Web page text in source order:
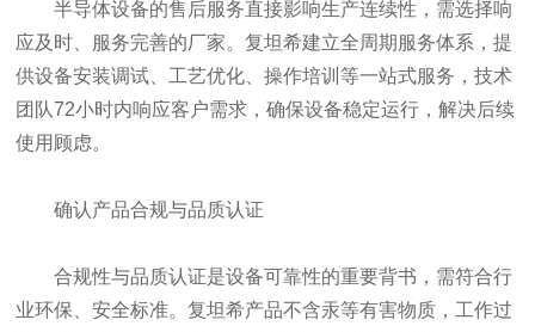
半导体设备的售后服务直接影响生产连续性，需选择响
应及时、服务完善的厂家。复坦希建立全周期服务体系，提
供设备安装调试、工艺优化、操作培训等一站式服务，技术
团队72小时内响应客户需求，确保设备稳定运行，解决后续
使用顾虑。
确认产品合规与品质认证
合规性与品质认证是设备可靠性的重要背书，需符合行
业环保、安全标准。复坦希产品不含汞等有害物质，工作过